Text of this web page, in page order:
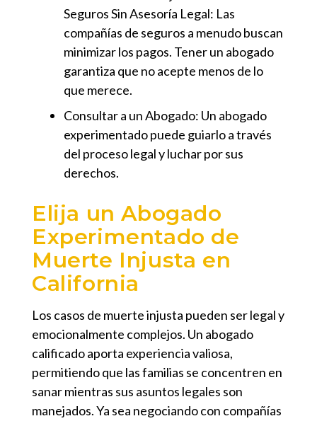
Seguros Sin Asesoría Legal: Las
compañías de seguros a menudo buscan
minimizar los pagos. Tener un abogado
garantiza que no acepte menos de lo
que merece.
Consultar a un Abogado: Un abogado
experimentado puede guiarlo a través
del proceso legal y luchar por sus
derechos.
Elija un Abogado
Experimentado de
Muerte Injusta en
California
Los casos de muerte injusta pueden ser legal y
emocionalmente complejos. Un abogado
calificado aporta experiencia valiosa,
permitiendo que las familias se concentren en
sanar mientras sus asuntos legales son
manejados. Ya sea negociando con compañías